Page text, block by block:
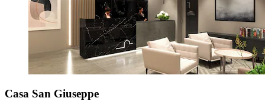
Casa San Giuseppe